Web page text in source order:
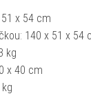
x 54 cm
140 x 51 x 54
kg
x 40 cm